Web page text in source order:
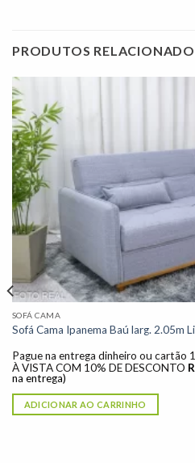
PRODUTOS
SOFÁ CAMA
Sofá Cama Ipanema Baú larg. 2.05m
Pague na entrega dinheiro ou cartão
À VISTA COM 10% DE DESCONTO
na entrega)
ADICIONAR AO CARRINHO